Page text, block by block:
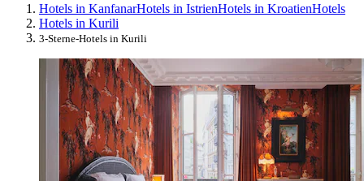
Hotels in KanfanarHotels in IstrienHotels in KroatienHotels
Hotels in Kurili
3-Sterne-Hotels in Kurili